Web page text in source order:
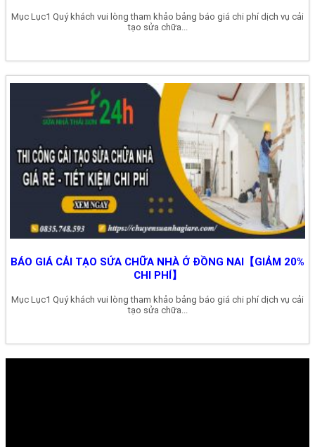
Mục Lục1 Quý khách vui lòng tham khảo bảng báo giá chi phí dịch vụ cải
tạo sửa chữa...
BÁO GIÁ CẢI TẠO SỬA CHỮA NHÀ Ở ĐỒNG NAI【GIẢM 20%
CHI PHÍ】
Mục Lục1 Quý khách vui lòng tham khảo bảng báo giá chi phí dịch vụ cải
tạo sửa chữa...